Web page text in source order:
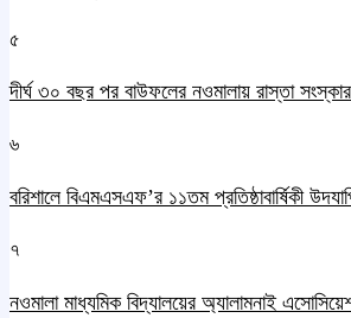
৫
দীর্ঘ ৩০ বছর পর বাউফলের নওমালায় রাস্তা
৬
বরিশালে বিএমএসএফ’র ১১তম প্রতিষ্ঠাবার্ষিকী
৭
নওমালা মাধ্যমিক বিদ্যালয়ের অ্যালামনাই